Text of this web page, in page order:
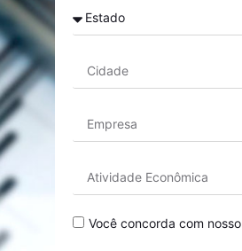
Você concorda com nosso